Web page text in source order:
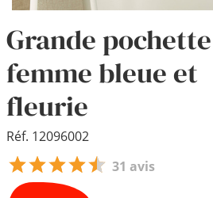
Grande pochette
femme bleue et
fleurie
Réf. 12096002
31 avis